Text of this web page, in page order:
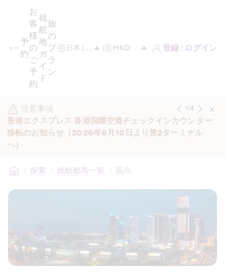
予
約
お
客
様
の
ご
予
約
就
航
地
ガ
イ
ド
旅
の
プ
ラ
ン
登録 / ログイン
注意事項
香港エクスプレス 香港国際空港チェックインカウンター
移転のお知らせ（2026年6月10日より第2ターミナル
へ）
1/4
/ 探索 / 就航都市一覧 / 義烏